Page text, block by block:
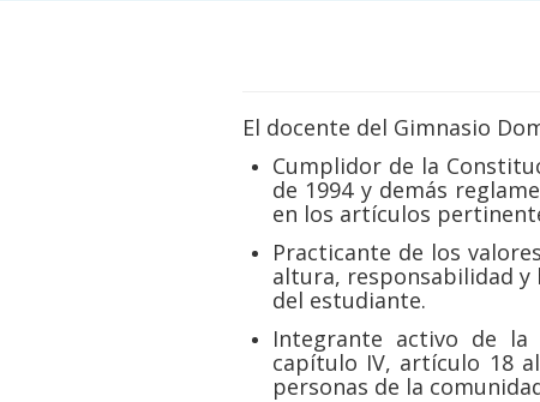
El docente del Gimnasio
Cumplidor de la
de 1994 y demás
en los artículos
Practicante de los
altura, responsabilidad
del estudiante.
Integrante activo de la
capítulo IV, artículo 18
personas de la